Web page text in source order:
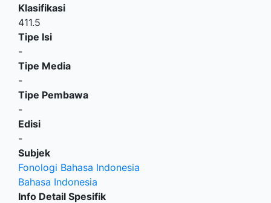
Klasifikasi
411.5
Tipe Isi
-
Tipe Media
-
Tipe Pembawa
-
Edisi
-
Subjek
Fonologi Bahasa Indonesia
Bahasa Indonesia
Info Detail Spesifik